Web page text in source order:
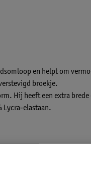
en helpt om
broekje.
Hij heeft een extra brede
Lycra-elastaan.